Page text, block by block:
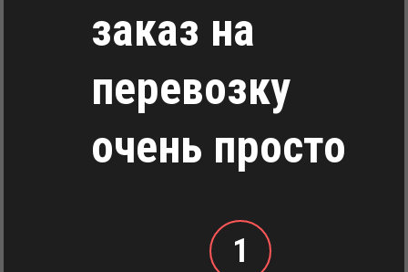
заказ на
перевозку
очень просто
1